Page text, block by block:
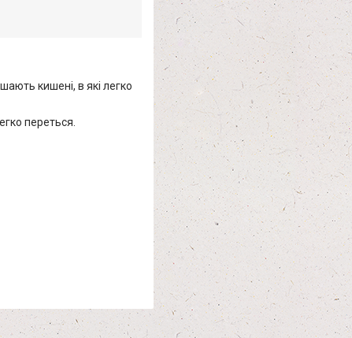
кишені, в які легко
переться.